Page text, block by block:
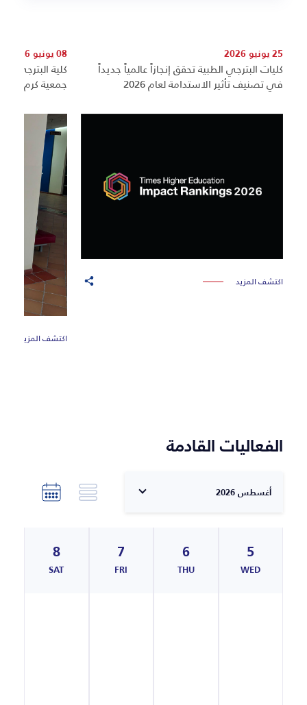
25 يونيو 2026
كليات البترجي الطبية تحقق إنجازاً عالمياً جديداً
في تصنيف تأثير الاستدامة لعام 2026
اكتشف المزيد
08 يونيو 2026
كلية البترجي
جمعية كرم
اكتشف المزيد
الفعاليات القادمة
أغسطس 2026
5
WED
6
THU
7
FRI
8
SAT